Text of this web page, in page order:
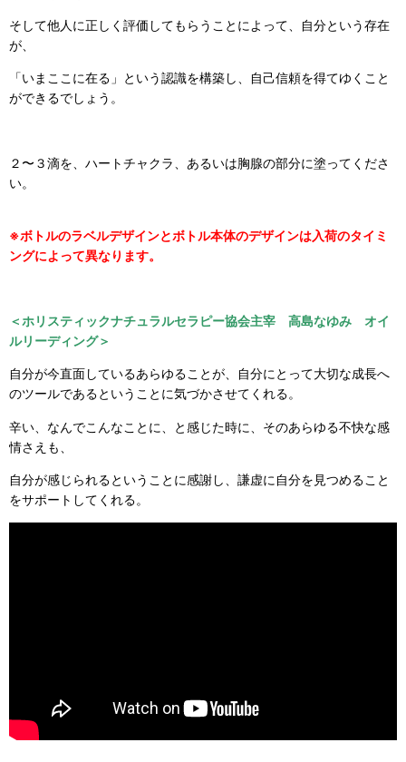
そして他人に正しく評価してもらうことによって、自分という存在
が、
「いまここに在る」という認識を構築し、自己信頼を得てゆくこと
ができるでしょう。
２〜３滴を、ハートチャクラ、あるいは胸腺の部分に塗ってくださ
い。
※ボトルのラベルデザインとボトル本体のデザインは入荷のタイミ
ングによって異なります。
＜ホリスティックナチュラルセラピー協会主宰 高島なゆみ オイ
ルリーディング＞
自分が今直面しているあらゆることが、自分にとって大切な成長へ
のツールであるということに気づかさせてくれる。
辛い、なんでこんなことに、と感じた時に、そのあらゆる不快な感
情さえも、
自分が感じられるということに感謝し、謙虚に自分を見つめること
をサポートしてくれる。